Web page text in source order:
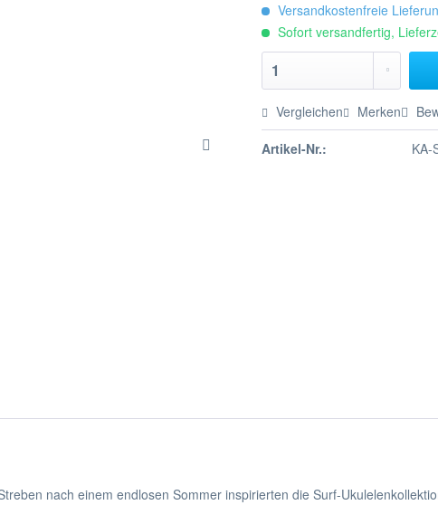
Versandkostenfreie
Sofort versandfertig,
Vergleichen Merken
Artikel-Nr.: KA-
nach einem endlosen Sommer inspirierten die Surf-